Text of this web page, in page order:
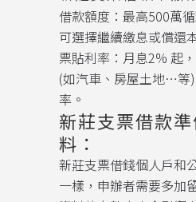
借款額度：最高500萬
可選擇繼續繳息或償還
票貼利率：月息2% 起
(如汽車、房屋土地…等
率。
新莊支票借款
料：
新莊支票借錢個人戶和
一樣，申辦者需要多加